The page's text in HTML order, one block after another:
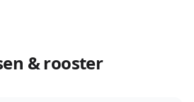
& rooster